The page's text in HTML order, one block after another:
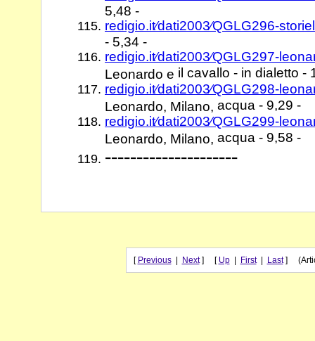
5,48 -
redigio.it⁄dati2003⁄QGLG296-
- 5,34 -
redigio.it⁄dati2003⁄QGLG297-
Leonardo e il cavallo - in dialetto -
redigio.it⁄dati2003⁄QGLG298-
Leonardo, Milano, acqua - 9,29 -
redigio.it⁄dati2003⁄QGLG299-
Leonardo, Milano, acqua - 9,58 -
---------------------
[ Previous| Next] [ Up| First| Last]